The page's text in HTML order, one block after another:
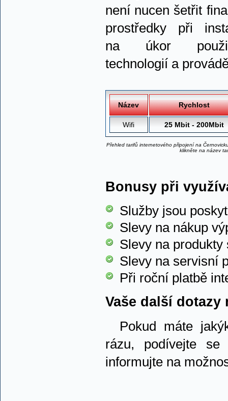
není nucen šetřit
prostředky při
na úkor
technologií a
Přehled tarifů internetového připojení na
klikněte na název
Název Rychlost
Wifi 25 Mbit - 200Mbit
Bonusy při
Služby jsou
Slevy na nákup
Slevy na
Slevy na servisní
Při roční platbě
Vaše další dotazy
Pokud máte
rázu, podívejte
informujte na